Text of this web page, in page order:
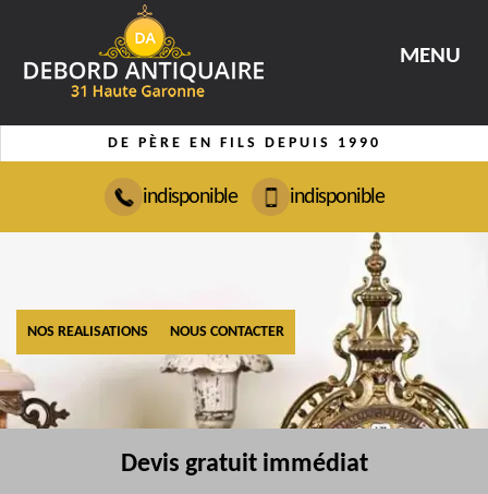
MENU
DE PÈRE EN FILS DEPUIS 1990
indisponible indisponible
NOS REALISATIONS NOUS CONTACTER
Devis gratuit immédiat